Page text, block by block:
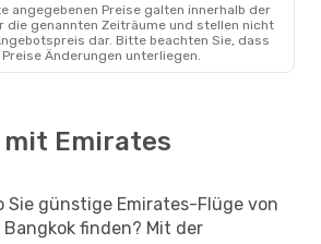
angegebenen Preise galten innerhalb der
die genannten Zeiträume und stellen nicht
dar. Bitte beachten Sie, dass
Änderungen unterliegen.
mit Emirates
Sie günstige Emirates-Flüge von
finden? Mit der